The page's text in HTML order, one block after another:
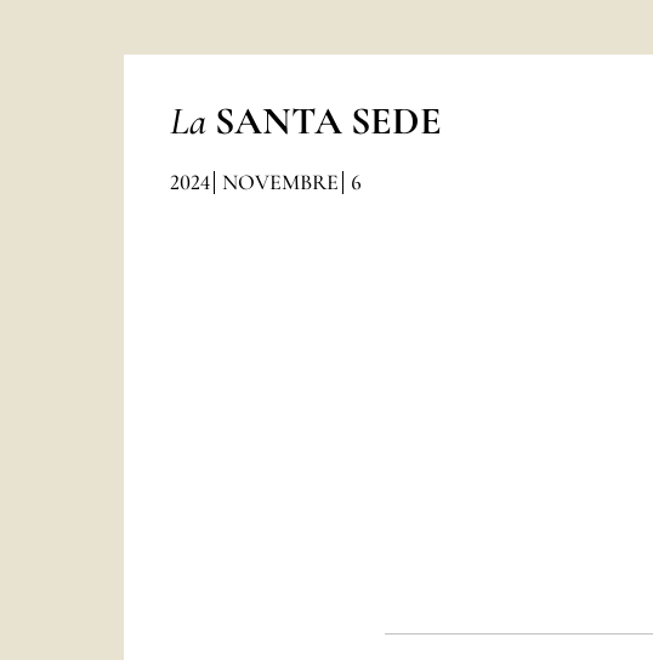
La SANTA SEDE
2024 NOVEMBRE 6